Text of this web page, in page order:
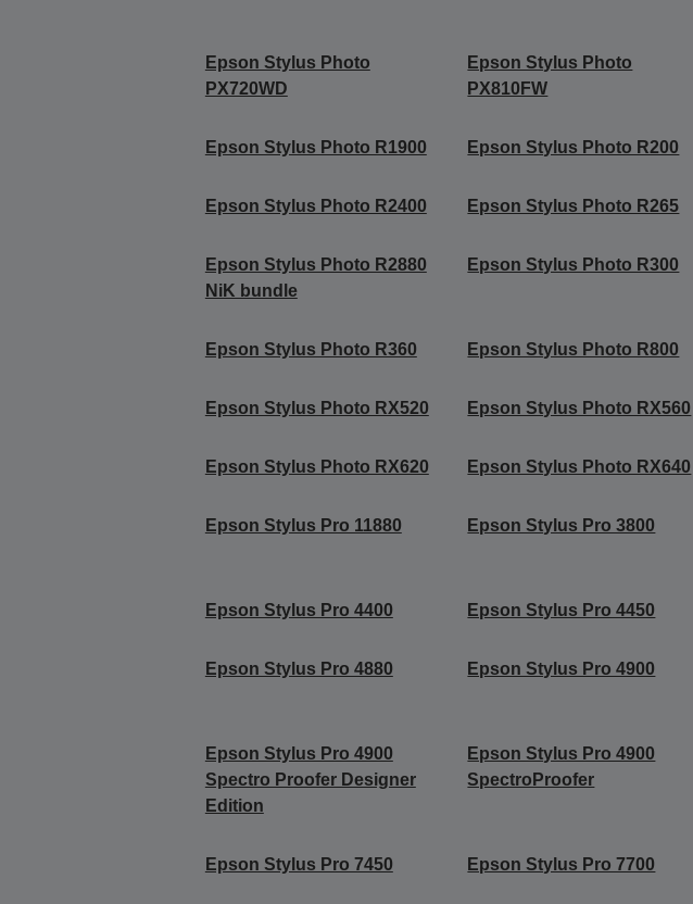
Epson Stylus Photo
PX720WD
Epson Stylus Photo
PX810FW
Epson Stylus Photo R1900 Epson Stylus Photo R200
Epson Stylus Photo R2400 Epson Stylus Photo R265
Epson Stylus Photo R2880
NiK bundle
Epson Stylus Photo R300
Epson Stylus Photo R360 Epson Stylus Photo R800
Epson Stylus Photo RX520 Epson Stylus Photo RX560
Epson Stylus Photo RX620 Epson Stylus Photo RX640
Epson Stylus Pro 11880 Epson Stylus Pro 3800
Epson Stylus Pro 4400 Epson Stylus Pro 4450
Epson Stylus Pro 4880 Epson Stylus Pro 4900
Epson Stylus Pro 4900
Spectro Proofer Designer
Edition
Epson Stylus Pro 4900
SpectroProofer
Epson Stylus Pro 7450 Epson Stylus Pro 7700